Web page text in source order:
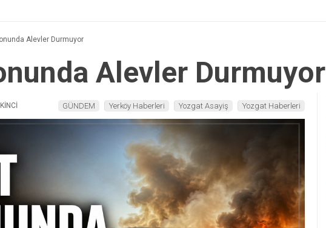
Alevler Durmuyor
Alevler Durmuyor
GÜNDEM Yerköy Haberleri Yozgat Asayiş Yozgat Haberleri